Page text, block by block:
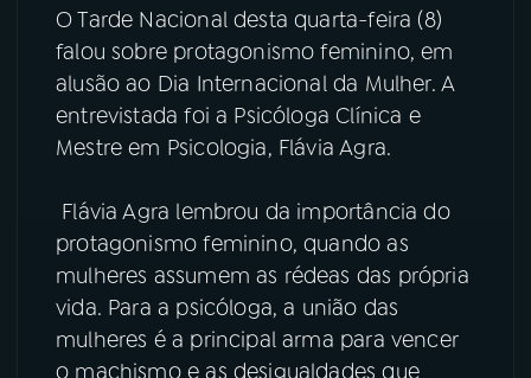
07ÚLTIMAS
FESTIVAL DE MÚSICA
ACOMPANHE A RÁDIO NACIONAL
YouTube Facebook
Instagram X
O Tarde Nacional desta quarta-feira (8)
falou sobre protagonismo feminino, em
alusão ao Dia Internacional da Mulher. A
entrevistada foi a Psicóloga Clínica e
Mestre em Psicologia, Flávia Agra.
Flávia Agra lembrou da importância do
protagonismo feminino, quando as
mulheres assumem as rédeas das própria
vida. Para a psicóloga, a união das
mulheres é a principal arma para vencer
o machismo e as desigualdades que